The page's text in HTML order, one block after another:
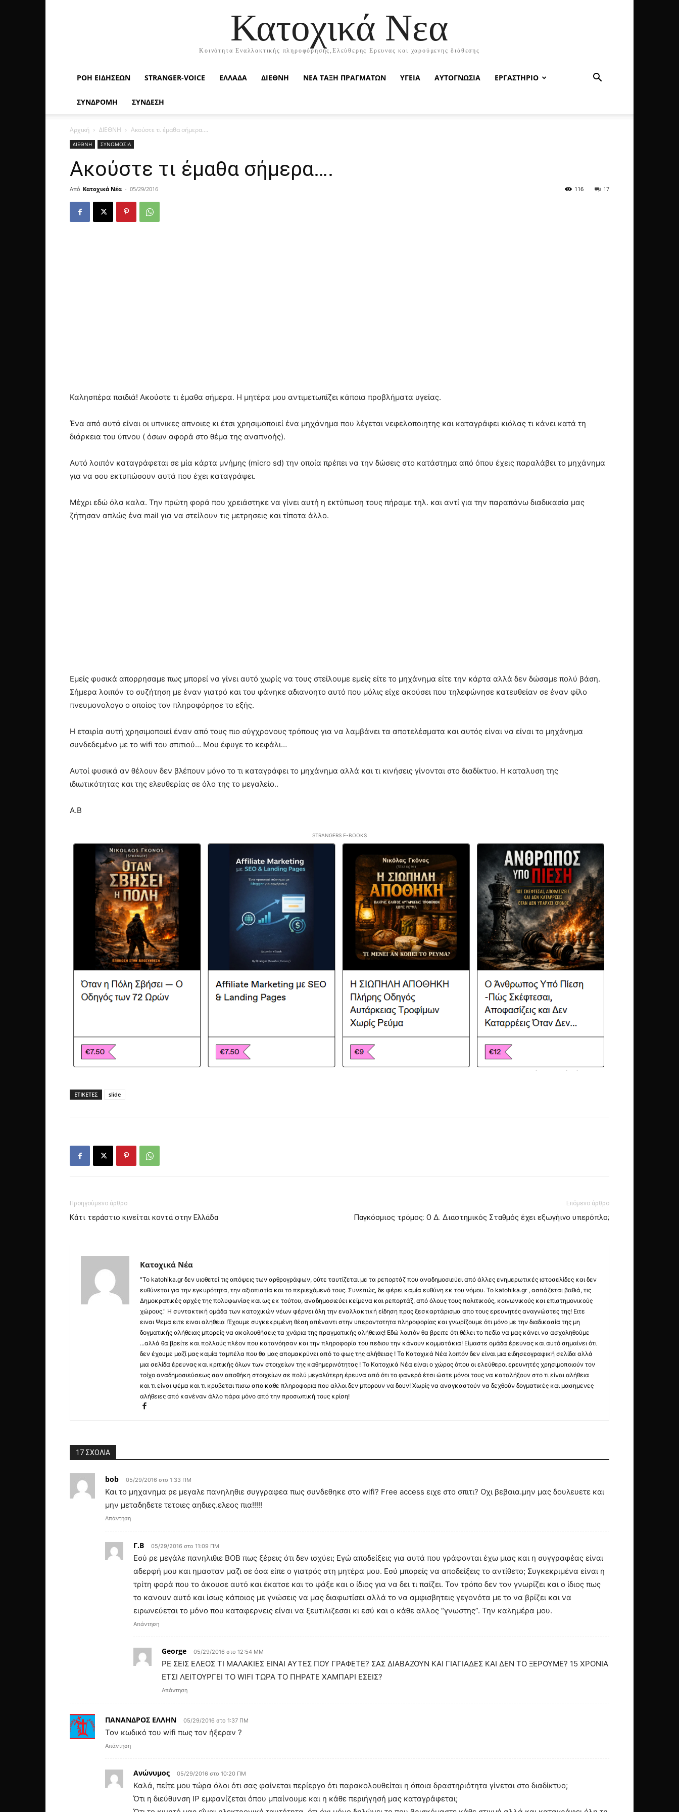
Κατοχικά Νεα
Κοινότητα Εναλλακτικής πληροφόρησης,Ελεύθερης Ερευνας και χαρούμενης διάθεσης
ΡΟΉ ΕΙΔΉΣΕΩΝ STRANGER-VOICE ΕΛΛΑΔΑ ΔΙΕΘΝΗ ΝΕΑ ΤΑΞΗ ΠΡΑΓΜΑΤΩΝ ΥΓΕΙΑ ΑΥΤΟΓΝΩΣΙΑ ΕΡΓΑΣΤΗΡΙΟ
ΣΥΝΔΡΟΜΗ ΣΥΝΔΕΣΗ
Αρχική ΔΙΕΘΝΗ Ακούστε τι έμαθα σήμερα….
ΔΙΕΘΝΗ ΣΥΝΩΜΟΣΙΑ
Ακούστε τι έμαθα σήμερα….
Από Κατοχικά Νέα - 05/29/2016 17
116
Καλησπέρα παιδιά! Ακούστε τι έμαθα σήμερα. Η μητέρα μου αντιμετωπίζει κάποια προβλήματα υγείας.
Ένα από αυτά είναι οι υπνικες απνοιες κι έτσι χρησιμοποιεί ένα μηχάνημα που λέγεται νεφελοποιητης και καταγράφει κιόλας τι κάνει κατά τη
διάρκεια του ύπνου ( όσων αφορά στο θέμα της αναπνοής).
Αυτό λοιπόν καταγράφεται σε μία κάρτα μνήμης (micro sd) την οποία πρέπει να την δώσεις στο κατάστημα από όπου έχεις παραλάβει το μηχάνημα
για να σου εκτυπώσουν αυτά που έχει καταγράψει.
Μέχρι εδώ όλα καλα. Την πρώτη φορά που χρειάστηκε να γίνει αυτή η εκτύπωση τους πήραμε τηλ. και αντί για την παραπάνω διαδικασία μας
ζήτησαν απλώς ένα mail για να στείλουν τις μετρησεις και τίποτα άλλο.
Εμείς φυσικά απορρησαμε πως μπορεί να γίνει αυτό χωρίς να τους στείλουμε εμείς είτε το μηχάνημα είτε την κάρτα αλλά δεν δώσαμε πολύ βάση.
Σήμερα λοιπόν το συζήτηση με έναν γιατρό και του φάνηκε αδιανοητο αυτό που μόλις είχε ακούσει που τηλεφώνησε κατευθείαν σε έναν φίλο
πνευμονολογο ο οποίος τον πληροφόρησε το εξής.
Η εταιρία αυτή χρησιμοποιεί έναν από τους πιο σύγχρονους τρόπους για να λαμβάνει τα αποτελέσματα και αυτός είναι να είναι το μηχάνημα
συνδεδεμένο με το wifi του σπιτιού… Μου έφυγε το κεφάλι…
Αυτοί φυσικά αν θέλουν δεν βλέπουν μόνο το τι καταγράφει το μηχάνημα αλλά και τι κινήσεις γίνονται στο διαδίκτυο. Η καταλυση της
ιδιωτικότητας και της ελευθερίας σε όλο της το μεγαλείο..
A.B
STRANGERS E-BOOKS
ΕΤΙΚΕΤΕΣ slide
Προηγούμενο άρθρο
Κάτι τεράστιο κινείται κοντά στην Ελλάδα
Επόμενο άρθρο
Παγκόσμιος τρόμος: Ο Δ. Διαστημικός Σταθμός έχει εξωγήινο υπερόπλο;
Κατοχικά Νέα
"Το katohika.gr δεν υιοθετεί τις απόψεις των αρθρογράφων, ούτε ταυτίζεται με τα ρεπορτάζ που αναδημοσιεύει από άλλες ενημερωτικές ιστοσελίδες και δεν
ευθύνεται για την εγκυρότητα, την αξιοπιστία και το περιεχόμενό τους. Συνεπώς, δε φέρει καμία ευθύνη εκ του νόμου. Το katohika.gr , ασπάζεται βαθιά, τις
Δημοκρατικές αρχές της πολυφωνίας και ως εκ τούτου, αναδημοσιεύει κείμενα και ρεπορτάζ, από όλους τους πολιτικούς, κοινωνικούς και επιστημονικούς
χώρους." Η συντακτική ομάδα των κατοχικών νέων φέρνει όλη την εναλλακτική είδηση προς ξεσκαρτάρισμα απο τους ερευνητές αναγνώστες της! Ειτε
ειναι Ψεμα ειτε ειναι αληθεια !Έχουμε συγκεκριμένη θέση απέναντι στην υπεροντοτητα πληροφορίας και γνωρίζουμε ότι μόνο με την διαδικασία της μη
δογματικής αλήθειας μπορείς να ακολουθήσεις τα χνάρια της πραγματικής αλήθειας! Εδώ λοιπόν θα βρειτε ότι θέλει το πεδίο να μας κάνει να ασχοληθούμε
...αλλά θα βρείτε και πολλούς πλέον που κατανόησαν και την πληροφορία του πεδιου την κάνουν κομματάκια! Είμαστε ομάδα έρευνας και αυτό σημαίνει ότι
δεν έχουμε μαζί μας καμία ταμπέλα που θα μας απομακρύνει από το φως της αλήθειας ! Το Κατοχικά Νέα λοιπόν δεν είναι μια ειδησεογραφική σελίδα αλλά
μια σελίδα έρευνας και κριτικής όλων των στοιχείων της καθημερινότητας ! Το Κατοχικά Νέα είναι ο χώρος όπου οι ελεύθεροι ερευνητές χρησιμοποιούν τον
τοίχο αναδημοσιεύσεως σαν αποθήκη στοιχείων σε πολύ μεγαλύτερη έρευνα από ότι το φανερό έτσι ώστε μόνοι τους να καταλήξουν στο τι είναι αλήθεια
και τι είναι ψέμα και τι κρυβεται πισω απο καθε πληροφορια που αλλοι δεν μπορουν να δουν! Χωρίς να αναγκαστούν να δεχθούν δογματικές και μασημενες
αλήθειες από κανέναν άλλο πάρα μόνο από την προσωπική τους κρίση!
17 ΣΧΟΛΙΑ
bob 05/29/2016 στο 1:33 ΠΜ
Και το μηχανημα ρε μεγαλε πανηληθιε συγγραφεα πως συνδεθηκε στο wifi? Free access ειχε στο σπιτι? Οχι βεβαια.μην μας δουλευετε και
μην μεταδηδετε τετοιες αηδιες.ελεος πια!!!!!
Απάντηση
Γ.Β 05/29/2016 στο 11:09 ΠΜ
Εσύ ρε μεγάλε πανηλιθιε ΒΟΒ πως ξέρεις ότι δεν ισχύει; Εγώ αποδείξεις για αυτά που γράφονται έχω μιας και η συγγραφέας είναι
αδερφή μου και ημασταν μαζι σε όσα είπε ο γιατρός στη μητέρα μου. Εσύ μπορείς να αποδείξεις το αντίθετο; Συγκεκριμένα είναι η
τρίτη φορά που το άκουσε αυτό και έκατσε και το ψάξε και ο ίδιος για να δει τι παίζει. Τον τρόπο δεν τον γνωρίζει και ο ίδιος πως
το κανουν αυτό και ίσως κάποιος με γνώσεις να μας διαφωτίσει αλλά το να αμφισβητεις γεγονότα με το να βρίζει και να
ειρωνεύεται το μόνο που καταφερνεις είναι να ξευτιλιζεσαι κι εσύ και ο κάθε αλλος “γνωστης”. Την καλημέρα μου.
Απάντηση
George 05/29/2016 στο 12:54 ΜΜ
ΡΕ ΣΕΙΣ ΕΛΕΟΣ ΤΙ ΜΑΛΑΚΙΕΣ ΕΙΝΑΙ ΑΥΤΕΣ ΠΟΥ ΓΡΑΦΕΤΕ? ΣΑΣ ΔΙΑΒΑΖΟΥΝ ΚΑΙ ΓΙΑΓΙΑΔΕΣ ΚΑΙ ΔΕΝ ΤΟ ΞΕΡΟΥΜΕ? 15 ΧΡΟΝΙΑ
ΕΤΣΙ ΛΕΙΤΟΥΡΓΕΙ ΤΟ WIFI ΤΩΡΑ ΤΟ ΠΗΡΑΤΕ ΧΑΜΠΑΡΙ ΕΣΕΙΣ?
Απάντηση
ΠΑΝΑΝΔΡΟΣ ΕΛΛΗΝ 05/29/2016 στο 1:37 ΠΜ
Τον κωδικό του wifi πως τον ήξεραν ?
Απάντηση
Ανώνυμος 05/29/2016 στο 10:20 ΠΜ
Καλά, πείτε μου τώρα όλοι ότι σας φαίνεται περίεργο ότι παρακολουθείται η όποια δραστηριότητα γίνεται στο διαδίκτυο;
Ότι η διεύθυνση IP εμφανίζεται όπου μπαίνουμε και η κάθε περιήγησή μας καταγράφεται;